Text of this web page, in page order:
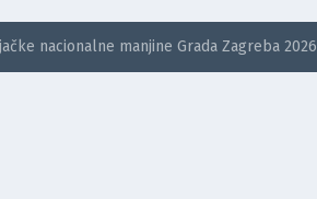
nacionalne manjine Grada Zagreba 2026